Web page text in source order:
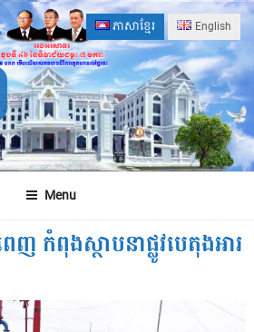
ភាសាខ្មែរ English
Menu
េញ កំពុងស្ថាបនាផ្លូវបេតុងអារ